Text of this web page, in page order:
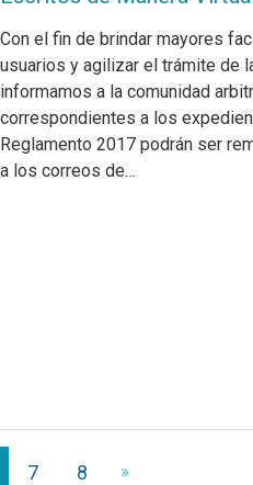
Con el fin de brindar mayores
usuarios y agilizar el trámite de
informamos a la comunidad
correspondientes a los
Reglamento 2017 podrán ser
a los correos de…
7 8 »